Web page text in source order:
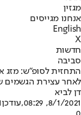
מגזין
אנחנו מגייסים
English
X
חדשות
סביבה
התחזית לסופ"ש: מזג
לאחר עצירת הגשמים
דן לביא
8/1/2021, 08:29
,עודכן